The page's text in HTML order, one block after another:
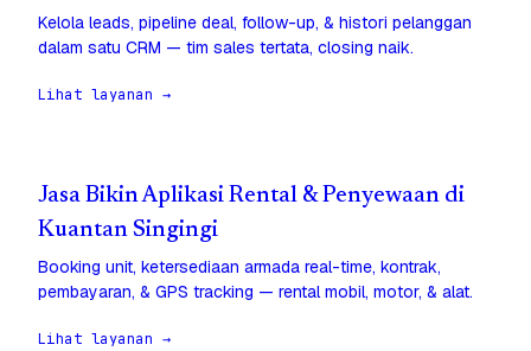
Kelola leads, pipeline deal, follow-up, & histori pelanggan
dalam satu CRM — tim sales tertata, closing naik.
Lihat layanan →
Jasa Bikin Aplikasi Rental & Penyewaan di
Kuantan Singingi
Booking unit, ketersediaan armada real-time, kontrak,
pembayaran, & GPS tracking — rental mobil, motor, & alat.
Lihat layanan →